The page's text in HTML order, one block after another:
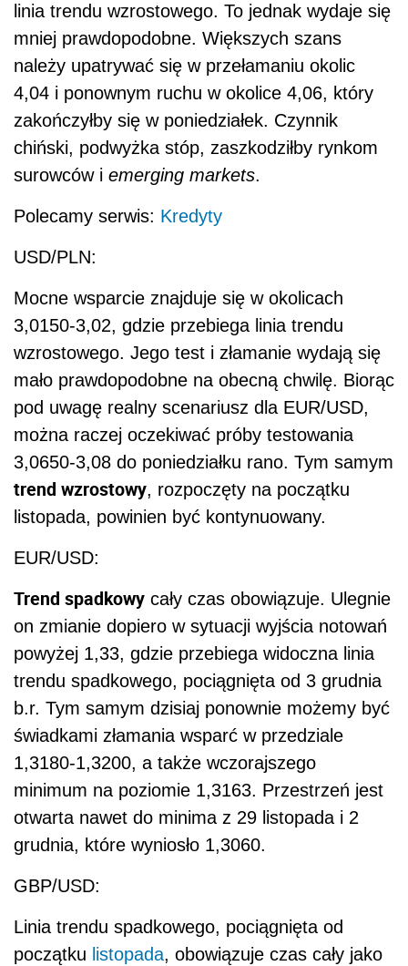
linia trendu wzrostowego. To jednak wydaje się
mniej prawdopodobne. Większych szans
należy upatrywać się w przełamaniu okolic
4,04 i ponownym ruchu w okolice 4,06, który
zakończyłby się w poniedziałek. Czynnik
chiński, podwyżka stóp, zaszkodziłby rynkom
surowców i emerging markets.
Polecamy serwis: Kredyty
USD/PLN:
Mocne wsparcie znajduje się w okolicach
3,0150-3,02, gdzie przebiega linia trendu
wzrostowego. Jego test i złamanie wydają się
mało prawdopodobne na obecną chwilę. Biorąc
pod uwagę realny scenariusz dla EUR/USD,
można raczej oczekiwać próby testowania
3,0650-3,08 do poniedziałku rano. Tym samym
trend wzrostowy, rozpoczęty na początku
listopada, powinien być kontynuowany.
EUR/USD:
Trend spadkowy cały czas obowiązuje. Ulegnie
on zmianie dopiero w sytuacji wyjścia notowań
powyżej 1,33, gdzie przebiega widoczna linia
trendu spadkowego, pociągnięta od 3 grudnia
b.r. Tym samym dzisiaj ponownie możemy być
świadkami złamania wsparć w przedziale
1,3180-1,3200, a także wczorajszego
minimum na poziomie 1,3163. Przestrzeń jest
otwarta nawet do minima z 29 listopada i 2
grudnia, które wyniosło 1,3060.
GBP/USD:
Linia trendu spadkowego, pociągnięta od
początku listopada, obowiązuje czas cały jako